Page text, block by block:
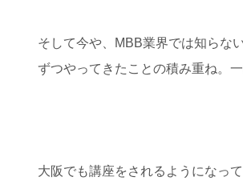
そして今や、MBB業界では知らな
ずつやってきたことの積み重ね。
大阪でも講座をされるようになっ